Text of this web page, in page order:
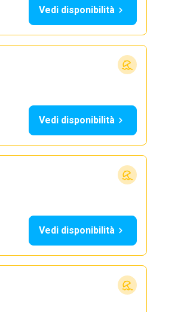
Vedi disponibilità
Vedi disponibilità
Vedi disponibilità